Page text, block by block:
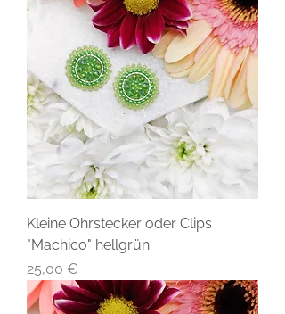
Kleine Ohrstecker oder Clips
"Machico" hellgrün
Preis
25,00 €